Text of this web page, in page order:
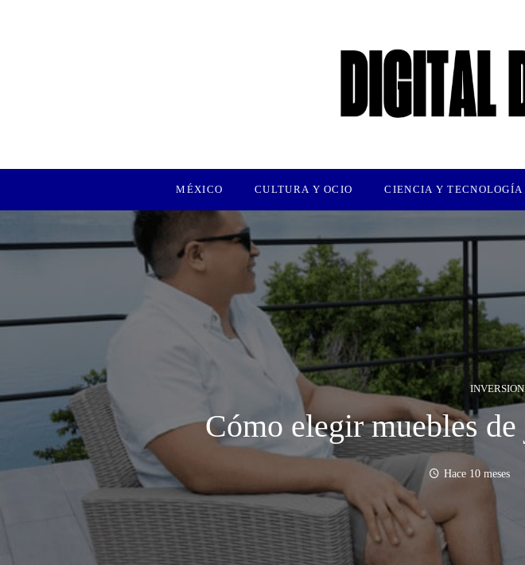
MÉXICO CULTURA Y OCIO CIENCIA Y TECNOLOGÍA
Cómo elegir muebles
Hace 10 meses